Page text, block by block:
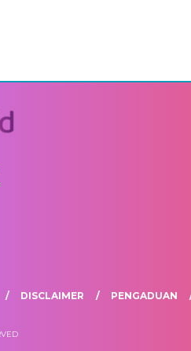
DISCLAIMER PENGADUAN